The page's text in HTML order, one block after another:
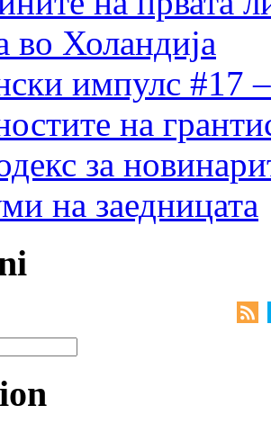
во Холандија
импулс #17
на
за
на заедницата